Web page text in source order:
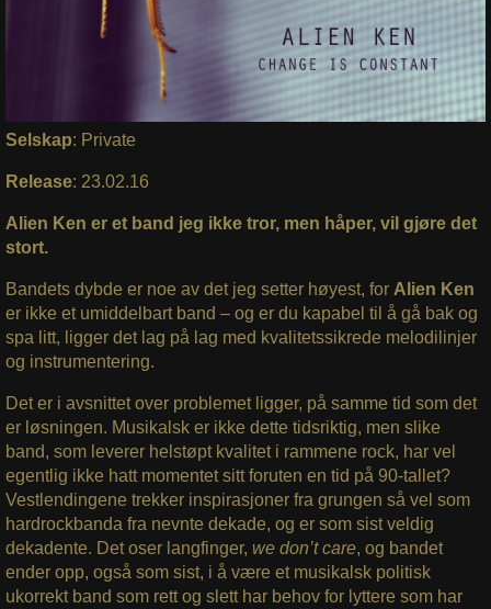
Selskap: Private
Release: 23.02.16
Alien Ken er et band jeg ikke tror, men håper, vil gjøre det
stort.
Bandets dybde er noe av det jeg setter høyest, for Alien Ken
er ikke et umiddelbart band – og er du kapabel til å gå bak og
spa litt, ligger det lag på lag med kvalitetssikrede melodilinjer
og instrumentering.
Det er i avsnittet over problemet ligger, på samme tid som det
er løsningen. Musikalsk er ikke dette tidsriktig, men slike
band, som leverer helstøpt kvalitet i rammene rock, har vel
egentlig ikke hatt momentet sitt foruten en tid på 90-tallet?
Vestlendingene trekker inspirasjoner fra grungen så vel som
hardrockbanda fra nevnte dekade, og er som sist veldig
dekadente. Det oser langfinger, we don’t care, og bandet
ender opp, også som sist, i å være et musikalsk politisk
ukorrekt band som rett og slett har behov for lyttere som har